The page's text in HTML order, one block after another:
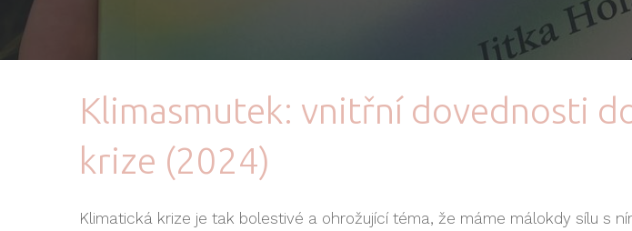
Klimasmutek: vnitřní dovednosti
krize (2024)
Klimatická krize je tak bolestivé a ohrožující téma, že máme málokdy sílu s